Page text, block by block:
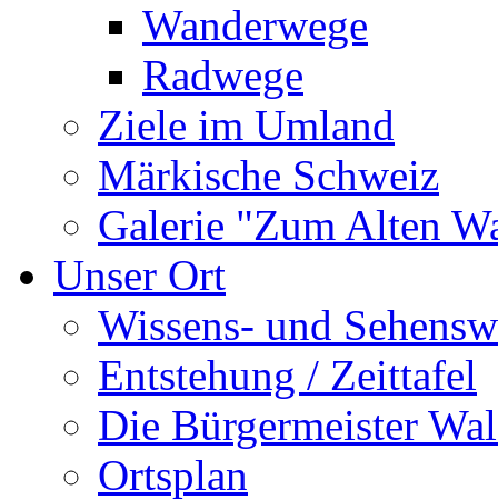
Wanderwege
Radwege
Ziele im Umland
Märkische Schweiz
Galerie "Zum Alten
Unser Ort
Wissens- und
Entstehung / Zeittafel
Die Bürgermeister
Ortsplan